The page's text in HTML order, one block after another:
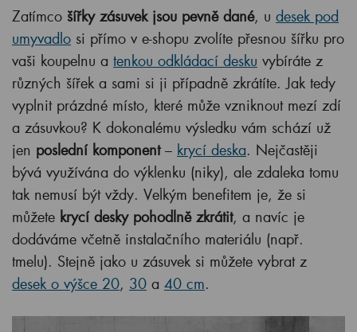
Zatímco šířky zásuvek jsou pevně dané, u desek pod
umyvadlo si přímo v e-shopu zvolíte přesnou šířku pro
vaši koupelnu a tenkou odkládací desku vybíráte z
různých šířek a sami si ji případně zkrátíte. Jak tedy
vyplnit prázdné místo, které může vzniknout mezí zdí
a zásuvkou? K dokonalému výsledku vám schází už
jen poslední komponent– krycí deska. Nejčastěji
bývá využívána do výklenku (niky), ale zdaleka tomu
tak nemusí být vždy. Velkým benefitem je, že si
můžete krycí desky pohodlně zkrátit, a navíc je
dodáváme včetně instalačního materiálu (např.
tmelu). Stejně jako u zásuvek si můžete vybrat z
desek o výšce 20, 30 a 40 cm.